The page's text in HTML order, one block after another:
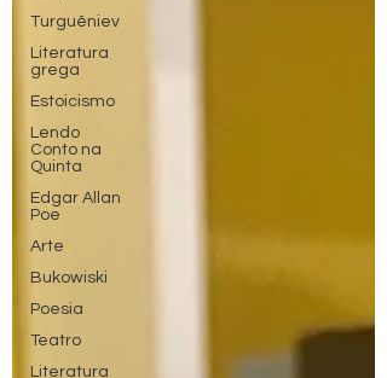
Turguêniev
Literatura
grega
Estoicismo
Lendo
Conto na
Quinta
Edgar Allan
Poe
Arte
Bukowiski
Poesia
Teatro
Literatura